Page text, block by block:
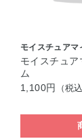
モイスチュア
モイスチュ
ム
1,100円
（税